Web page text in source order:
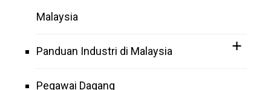
Malaysia
Panduan Industri di Malaysia
Pegawai Dagang